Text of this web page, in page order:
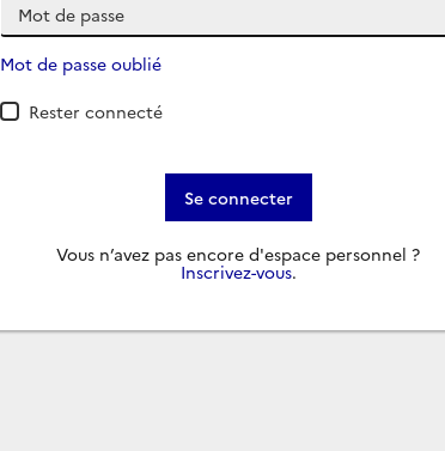
Mot de passe oublié
Rester connecté
Se connecter
Vous n’avez pas encore d'espace personnel ?
Inscrivez-vous.